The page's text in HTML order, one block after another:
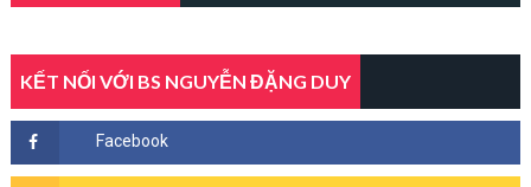
KẾT NỐI VỚI BS NGUYỄN ĐẶNG DUY